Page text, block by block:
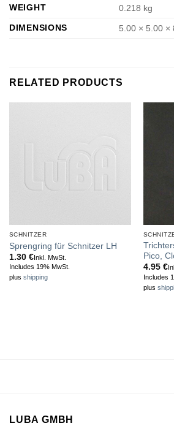
WEIGHT
0.218 kg
DIMENSIONS
5.00 × 5.00 ×
RELATED PRODUCTS
SCHNITZER
Sprengring für Schnitzer LH
1.30 €Inkl. MwSt.
Includes 19% MwSt.
plus shipping
Pico,
4.95 €
Includes
plus
LUBA GMBH